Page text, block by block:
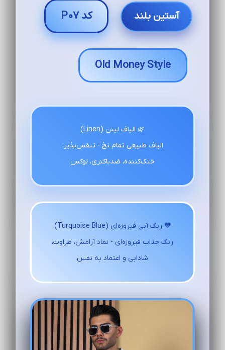
آستین بلند کد P07
Old Money Style
🌿 الیاف لینن (Linen)
الیاف طبیعی تمام نخ - تنفس‌پذیر،
خنک‌کننده، ضدباکتری، لوکس
💙 رنگ آبی فیروزه‌ای (Turquoise Blue)
رنگ جذاب فیروزه‌ای - نماد آرامش، طراوت،
شادابی و اعتماد به نفس